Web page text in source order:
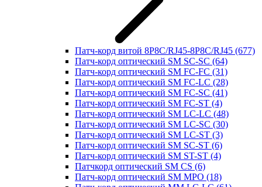
Патч-корд витой 8P8C/RJ45-8P8C/RJ45 (677)
Патч-корд оптический SM SC-SC (64)
Патч-корд оптический SM FC-FC (31)
Патч-корд оптический SM FC-LC (28)
Патч-корд оптический SM FC-SC (41)
Патч-корд оптический SM FC-ST (4)
Патч-корд оптический SM LC-LC (48)
Патч-корд оптический SM LC-SC (30)
Патч-корд оптический SM LC-ST (3)
Патч-корд оптический SM SC-ST (6)
Патч-корд оптический SM ST-ST (4)
Патчкорд оптический SM CS (6)
Патч-корд оптический SM MPO (18)